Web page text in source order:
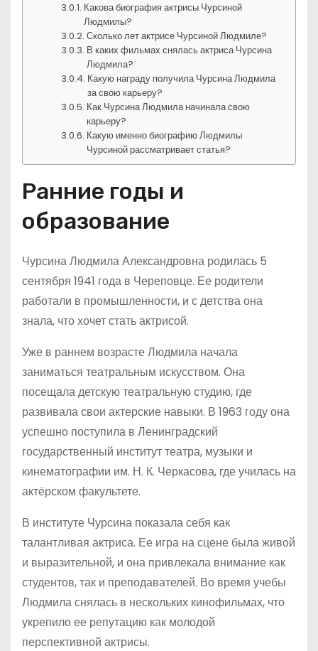
Какова биография актрисы Чурсиной
Людмилы?
Сколько лет актрисе Чурсиной Людмиле?
В каких фильмах снялась актриса Чурсина
Людмила?
Какую награду получила Чурсина Людмила
за свою карьеру?
Как Чурсина Людмила начинала свою
карьеру?
Какую именно биографию Людмилы
Чурсиной рассматривает статья?
Ранние годы и
образование
Чурсина Людмила Александровна родилась 5
сентября 1941 года в Череповце. Ее родители
работали в промышленности, и с детства она
знала, что хочет стать актрисой.
Уже в раннем возрасте Людмила начала
заниматься театральным искусством. Она
посещала детскую театральную студию, где
развивала свои актерские навыки. В 1963 году она
успешно поступила в Ленинградский
государственный институт театра, музыки и
кинематографии им. Н. К. Черкасова, где училась на
актёрском факультете.
В институте Чурсина показала себя как
талантливая актриса. Ее игра на сцене была живой
и выразительной, и она привлекала внимание как
студентов, так и преподавателей. Во время учебы
Людмила снялась в нескольких кинофильмах, что
укрепило ее репутацию как молодой
перспективной актрисы.